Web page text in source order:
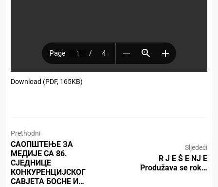
Download (PDF, 165KB)
Prethodni
САОПШТЕЊЕ ЗА
МЕДИЈЕ СА 86.
СЈЕДНИЦЕ
КОНКУРЕНЦИЈСКОГ
САВЈЕТА БОСНЕ И…
Sljedeći
R J E Š E NJ E
Produžava se rok…